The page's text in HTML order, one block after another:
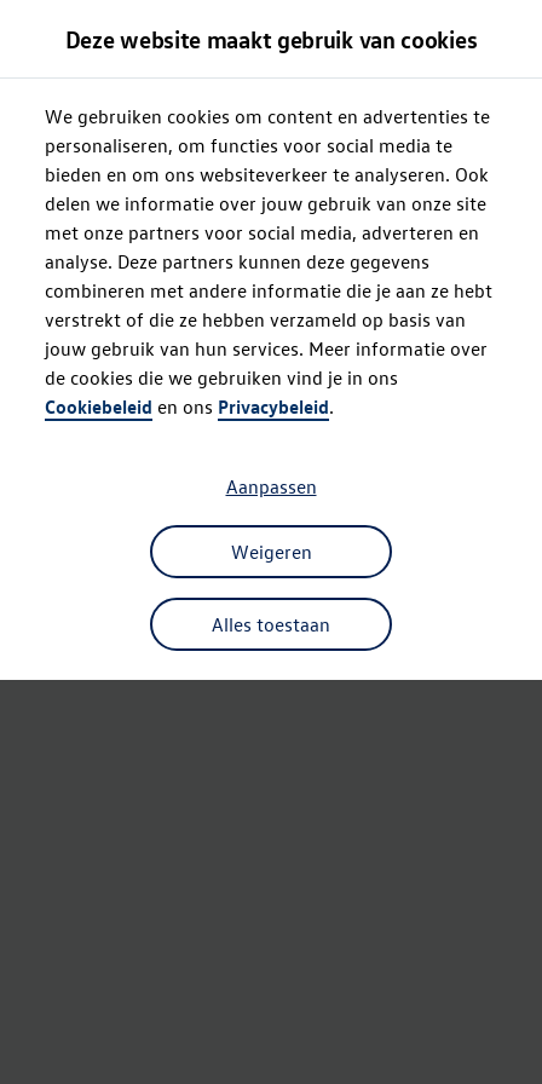
Deze website maakt gebruik van cookies
We gebruiken cookies om content en advertenties te
personaliseren, om functies voor social media te
bieden en om ons websiteverkeer te analyseren. Ook
delen we informatie over jouw gebruik van onze site
met onze partners voor social media, adverteren en
analyse. Deze partners kunnen deze gegevens
combineren met andere informatie die je aan ze hebt
verstrekt of die ze hebben verzameld op basis van
jouw gebruik van hun services. Meer informatie over
de cookies die we gebruiken vind je in ons
Cookiebeleid en ons Privacybeleid.
Alles toestaan
Weigeren
Aanpassen
Oops!
Something went wrong. Please try
refreshing the app
Refresh